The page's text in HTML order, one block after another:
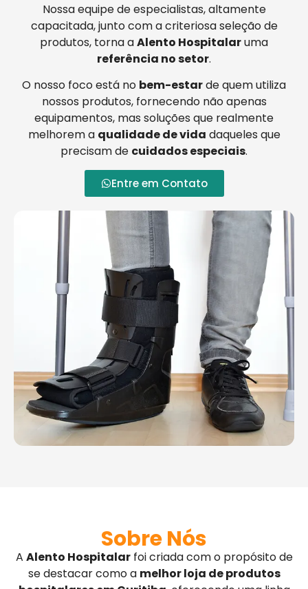
Nossa equipe de especialistas, altamente
capacitada, junto com a criteriosa seleção de
produtos, torna aAlento Hospitalaruma
referência no setor.
O nosso foco está no bem-estarde quem utiliza
nossos produtos, fornecendo não apenas
equipamentos, mas soluções que realmente
melhorem a qualidade de vida daqueles que
precisam de cuidados especiais.
Entre em Contato
Sobre Nós
A Alento Hospitalarfoi criada com o propósito de
se destacar como a melhor loja de produtos